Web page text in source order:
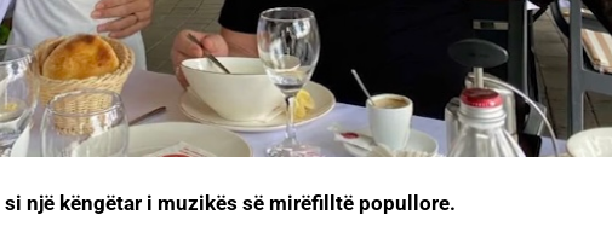
një këngëtar i muzikës së mirëfilltë popullore.